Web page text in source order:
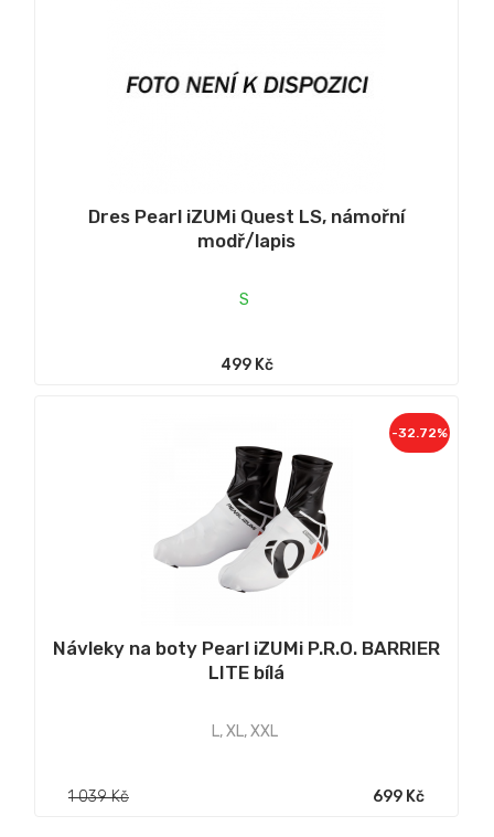
Dres Pearl iZUMi Quest LS, námořní
modř/lapis
S
499 Kč
-32.72%
Návleky na boty Pearl iZUMi P.R.O. BARRIER
LITE bílá
L,XL,XXL
1 039 Kč 699 Kč